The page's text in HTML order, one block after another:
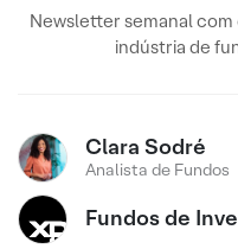
Newsletter semanal
indústria de
Clara Sodré
Analista de Fundos
Fundos de